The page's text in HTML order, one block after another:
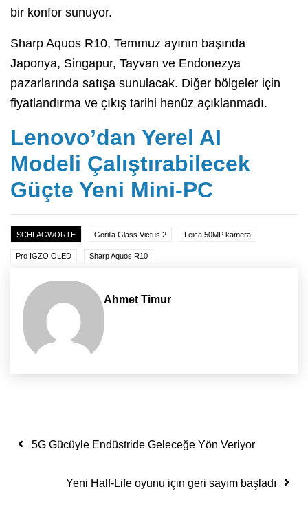
bir konfor sunuyor.
Sharp Aquos R10, Temmuz ayının başında
Japonya, Singapur, Tayvan ve Endonezya
pazarlarında satışa sunulacak. Diğer bölgeler için
fiyatlandırma ve çıkış tarihi henüz açıklanmadı.
Lenovo’dan Yerel AI
Modeli Çalıştırabilecek
Güçte Yeni Mini-PC
SCHLAGWORTE Gorilla Glass Victus 2 Leica 50MP kamera
Pro IGZO OLED Sharp Aquos R10
Ahmet Timur
Yazı dolaşımı
5G Gücüyle Endüstride Geleceğe Yön Veriyor
Yeni Half-Life oyunu için geri sayım başladı